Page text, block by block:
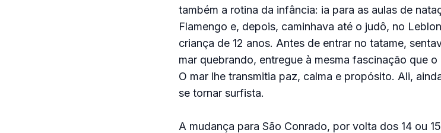
também a rotina da infância: ia para as aulas de
Flamengo e, depois, caminhava até o judô, no
criança de 12 anos. Antes de entrar no tatame,
mar quebrando, entregue à mesma fascinação que
O mar lhe transmitia paz, calma e propósito. Ali,
se tornar surfista.
A mudança para São Conrado, por volta dos 14 ou